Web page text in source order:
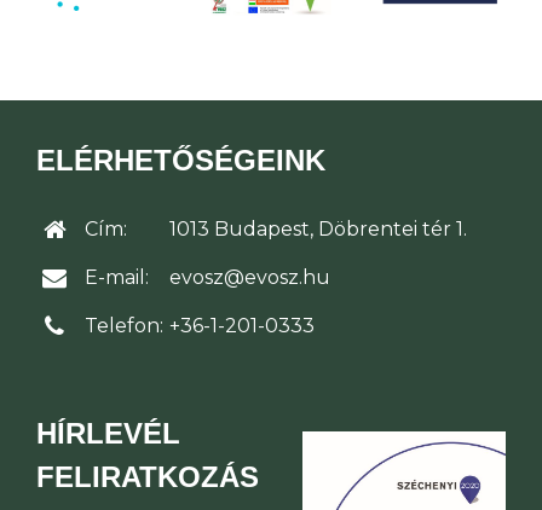
ELÉRHETŐSÉGEINK
Cím: 1013 Budapest, Döbrentei tér 1.
E-mail: evosz@evosz.hu
Telefon: +36-1-201-0333
HÍRLEVÉL
FELIRATKOZÁS